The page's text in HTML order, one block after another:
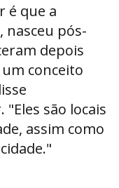
é que a
nasceu pós-
depois
conceito
são locais
assim como